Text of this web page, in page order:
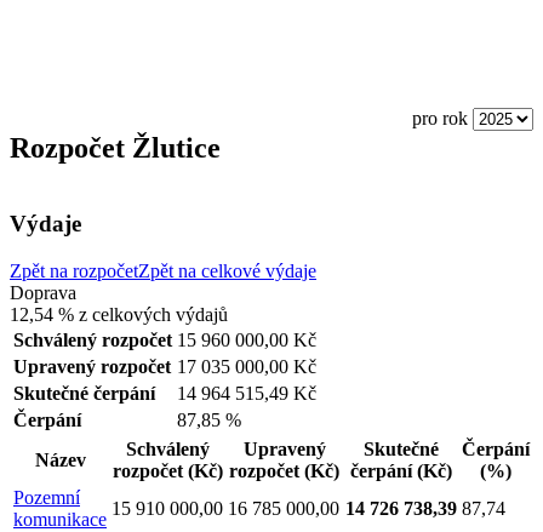
pro rok
Rozpočet Žlutice
Výdaje
Zpět na rozpočetZpět na celkové výdaje
Doprava
12,54 % z celkových výdajů
Schválený rozpočet 15 960 000,00 Kč
Upravený rozpočet 17 035 000,00 Kč
Skutečné čerpání
14 964 515,49 Kč
Čerpání
87,85 %
Název
Schválený
rozpočet (Kč)
Upravený
rozpočet (Kč)
Skutečné
čerpání(Kč)
Čerpání
(%)
Pozemní
komunikace
15 910 000,00 16 785 000,00 14 726 738,39 87,74